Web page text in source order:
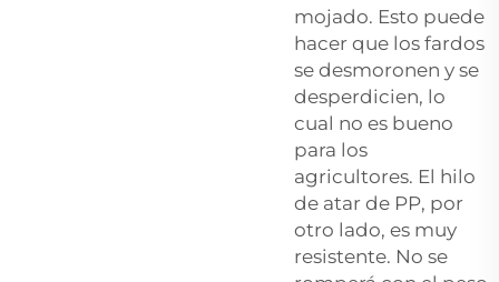
mojado. Esto puede
hacer que los fardos
se desmoronen y se
desperdicien, lo
cual no es bueno
para los
agricultores. El hilo
de atar de PP, por
otro lado, es muy
resistente. No se